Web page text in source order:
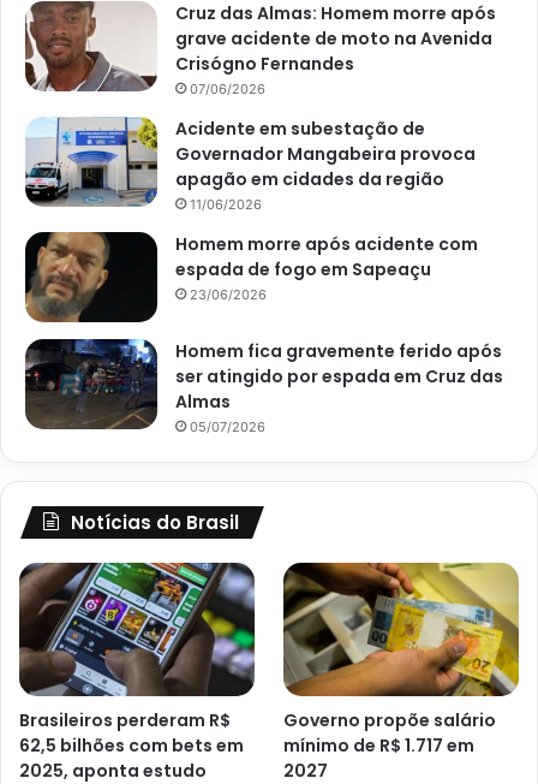
Cruz das Almas: Homem morre após
grave acidente de moto na Avenida
Crisógno Fernandes
07/06/2026
Acidente em subestação de
Governador Mangabeira provoca
apagão em cidades da região
11/06/2026
Homem morre após acidente com
espada de fogo em Sapeaçu
23/06/2026
Homem fica gravemente ferido após
ser atingido por espada em Cruz das
Almas
05/07/2026
Notícias do Brasil
Brasileiros perderam R$
62,5 bilhões com bets em
2025, aponta estudo
Governo propõe salário
mínimo de R$ 1.717 em
2027